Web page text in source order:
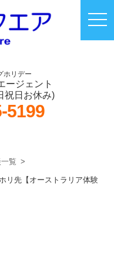
ホリデー
ージェント
祝日お休み)
5199
覧
リ先【オーストラリア体験